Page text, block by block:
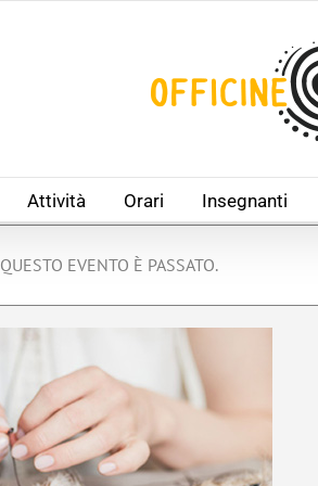
Attività Orari Insegnanti
QUESTO EVENTO È PASSATO.